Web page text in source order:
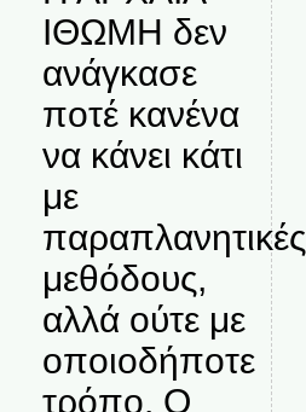
ΙΘΩΜΗ δεν
ανάγκασε
ποτέ κανένα
να κάνει κάτι
με
παραπλανητικές
μεθόδους,
αλλά ούτε με
οποιοδήποτε
τρόπο. Ο